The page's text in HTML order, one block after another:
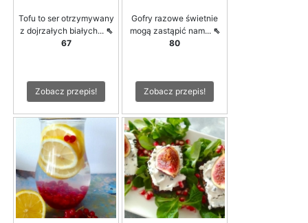
Tofu to ser otrzymywany
z dojrzałych białych... ⇖
67
Zobacz przepis!
Gofry razowe świetnie
mogą zastąpić nam... ⇖
80
Zobacz przepis!